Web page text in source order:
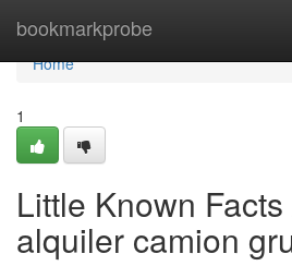
bookmarkprobe
Home
Home
1
Little Known
alquiler camion